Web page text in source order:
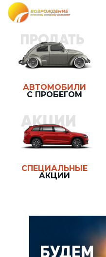
АВТОМОБИЛИ
С ПРОБЕГОМ
СПЕЦИАЛЬНЫЕ
АКЦИИ